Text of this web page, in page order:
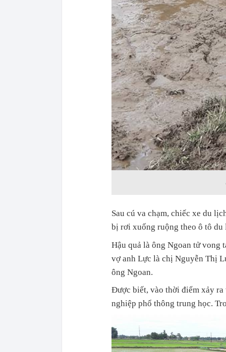
Sau cú va chạm, chiếc xe du
bị rơi xuống ruộng theo ô tô du
Hậu quả là ông Ngoan tử vong
vợ anh Lực là chị Nguyễn Thị
ông Ngoan.
Được biết, vào thời điểm xảy
nghiệp phổ thông trung học.